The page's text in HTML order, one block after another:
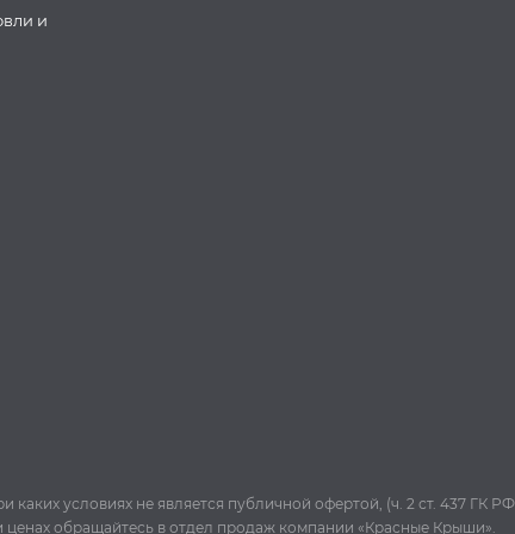
и
условиях не является публичной офертой, (ч. 2 ст. 437 ГК
обращайтесь в отдел продаж компании «Красные Крыши».